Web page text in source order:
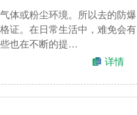
体或粉尘环境。所以去的防爆
证。在日常生活中，难免会有
也在不断的提…
详情